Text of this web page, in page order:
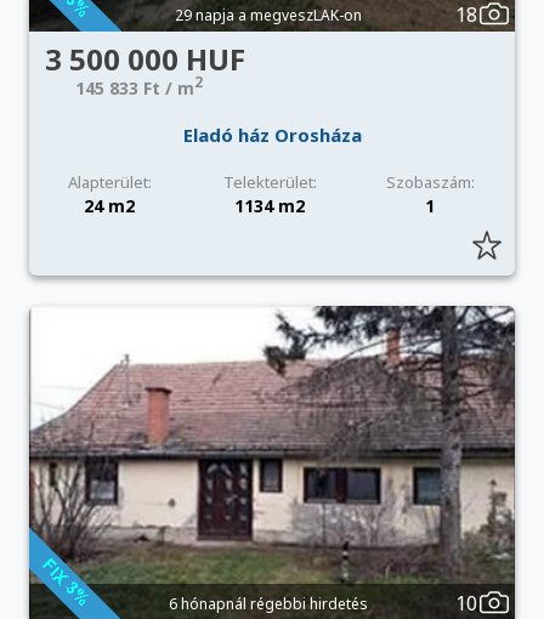
29 napja a megveszLAK-on 18
3 500 000 HUF
145 833 Ft / m2
Eladó ház Orosháza
Alapterület: Telekterület: Szobaszám:
24 m2 1134 m2 1
6 hónapnál régebbi hirdetés 10